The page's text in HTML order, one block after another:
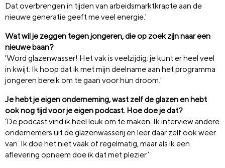
Dat overbrengen in tijden van arbeidsmarktkrapte aan de
nieuwe generatie geeft me veel energie.'
Wat wil je zeggen tegen jongeren, die op zoek zijn naar een
nieuwe baan?
'Word glazenwasser! Het vak is veelzijdig; je kunt er heel veel
in kwijt. Ik hoop dat ik met mijn deelname aan het programma
jongeren bereik om te gaan voor hun droom.'
Je hebt je eigen onderneming, wast zelf de glazen en hebt
ook nog tijd voor je eigen podcast. Hoe doe je dat?
‘De podcast vind ik heel leuk om te maken. Ik interview andere
ondernemers uit de glazenwasserij en leer daar zelf ook weer
van. Ik doe het niet vaak of regelmatig, maar als ik een
aflevering opneem doe ik dat met plezier.’